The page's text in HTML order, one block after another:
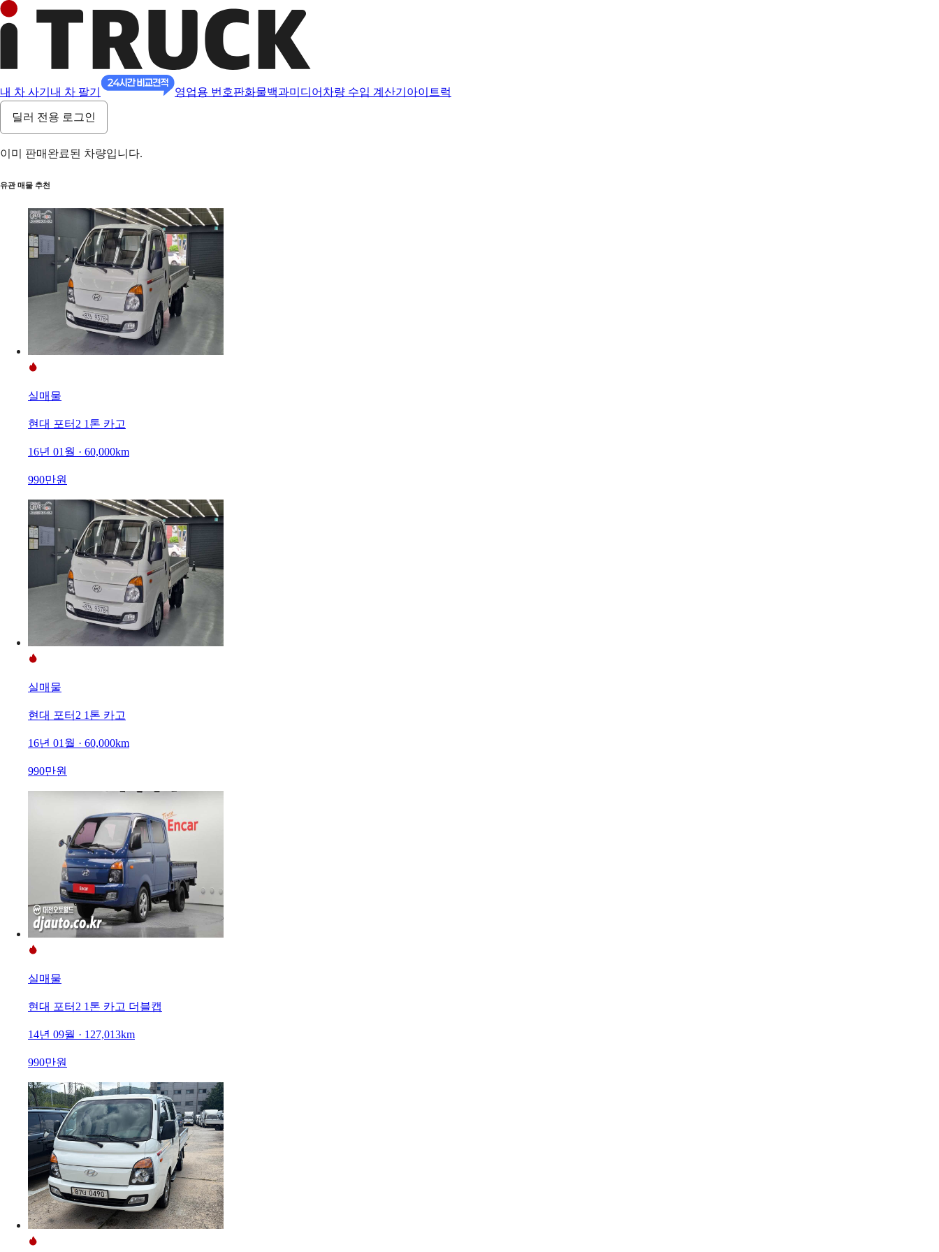
내 차 사기 내 차 팔기 영업용 번호판화물백과미디어 차량 수입 계산기 아이트럭
딜러 전용 로그인
이미 판매완료된 차량입니다.
유관 매물 추천
실매물
현대 포터2 1톤 카고
16년 01월 · 60,000km
990만원
실매물
현대 포터2 1톤 카고
16년 01월 · 60,000km
990만원
실매물
현대 포터2 1톤 카고 더블캡
14년 09월 · 127,013km
990만원